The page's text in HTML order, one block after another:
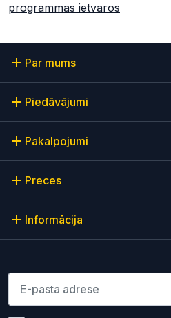
programmas ietvaros
Par mums
Piedāvājumi
Pakalpojumi
Preces
Informācija